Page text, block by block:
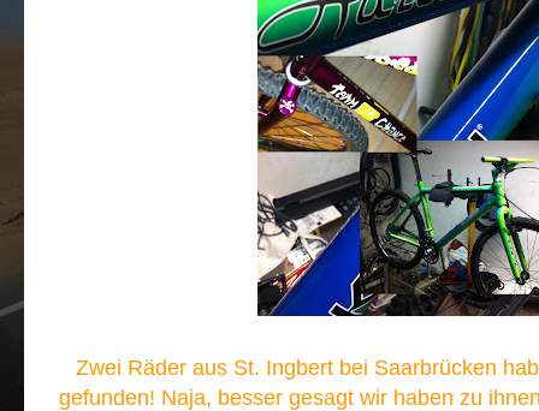
Zwei Räder aus St. Ingbert bei Saarbrücken
gefunden! Naja, besser gesagt wir haben zu